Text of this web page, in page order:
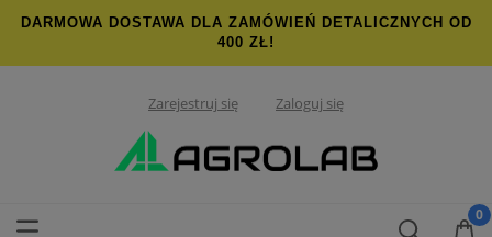
DARMOWA DOSTAWA DLA ZAMÓWIEŃ DETALICZNYCH OD
400 ZŁ!
Zarejestruj się Zaloguj się